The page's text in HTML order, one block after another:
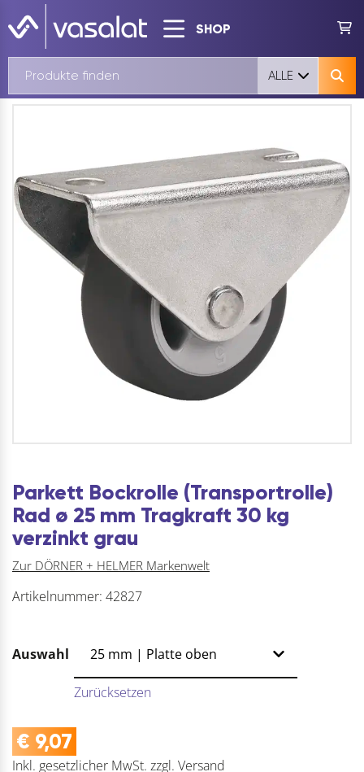
SHOP
ALLE
Parkett Bockrolle (Transportrolle)
Rad ø 25 mm Tragkraft 30 kg
verzinkt grau
Zur DÖRNER + HELMER Markenwelt
Artikelnummer: 42827
Auswahl
Zurücksetzen
€ 9,07
Inkl. gesetzlicher MwSt. zzgl. Versand